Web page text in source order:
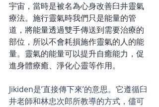
宇宙，當時是被名為心身改善臼井靈氣
療法。施行靈氣時我們只是能量的管
道，將能量透過雙手傳送到需要治療的
部位，所以不會耗損施作靈氣的人的能
量。靈氣的能量可以提升自癒能力，促
進身體療癒、淨化心靈等作用。
Jikiden是’直接傳下來’的意思。它遵循臼
井老師和林忠次郎所教導的方式，儘可